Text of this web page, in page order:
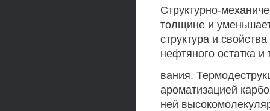
Структурно-
толщине и
структура и
нефтяного остатка
вания.
ароматизацией
ней